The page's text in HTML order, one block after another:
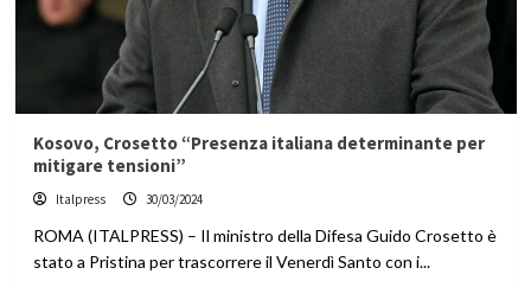
Kosovo, Crosetto “Presenza italiana determinante per
mitigare tensioni”
Italpress 30/03/2024
ROMA (ITALPRESS) – Il ministro della Difesa Guido Crosetto è
stato a Pristina per trascorrere il Venerdì Santo con i...